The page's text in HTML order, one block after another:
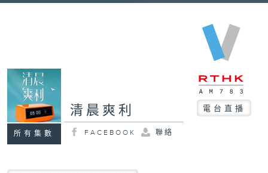
所有集數
清晨爽利 電台直播
FACEBOOK 聯絡